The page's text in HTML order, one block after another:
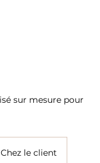
sur mesure pour
Chez le client